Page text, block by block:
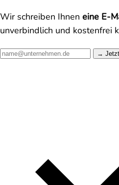
Wir schreiben Ihnen eine E-
unverbindlich und kostenfrei